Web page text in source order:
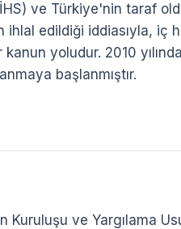
ve Türkiye'nin taraf
edildiği iddiasıyla, iç
yoludur. 2010
başlanmıştır.
ve Yargılama